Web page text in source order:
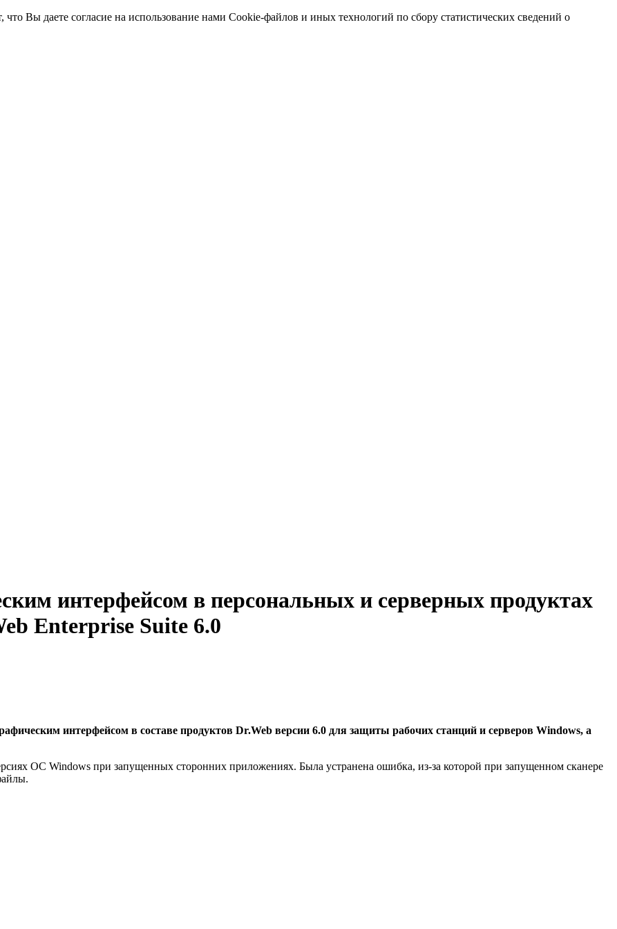
Вы даете согласие на использование нами Cookie-файлов и иных технологий по сбору статистических сведений о
интерфейсом в персональных и серверных продуктах
Enterprise Suite 6.0
интерфейсом в составе продуктов Dr.Web версии 6.0 для защиты рабочих станций и серверов Windows, а
ОС Windows при запущенных сторонних приложениях. Была устранена ошибка, из-за которой при запущенном сканере